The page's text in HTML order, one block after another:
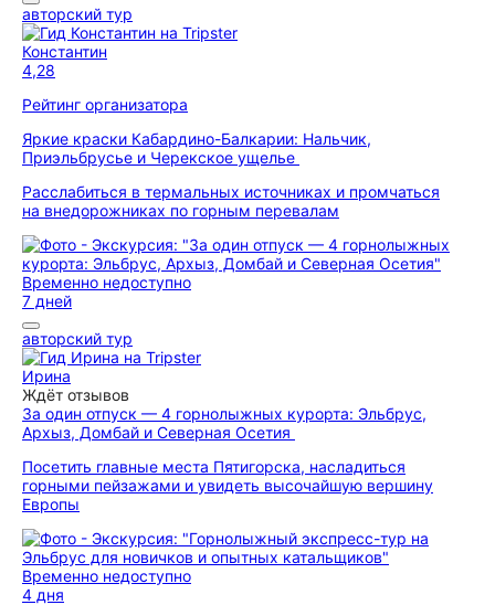
авторский тур
Константин
4,28
Рейтинг организатора
Яркие краски Кабардино-Балкарии: Нальчик,
Приэльбрусье и Черекское ущелье
Расслабиться в термальных источниках и промчаться
на внедорожниках по горным перевалам
Временно недоступно
7 дней
авторский тур
Ирина
Ждёт отзывов
За один отпуск — 4 горнолыжных курорта: Эльбрус,
Архыз, Домбай и Северная Осетия
Посетить главные места Пятигорска, насладиться
горными пейзажами и увидеть высочайшую вершину
Европы
Временно недоступно
4 дня